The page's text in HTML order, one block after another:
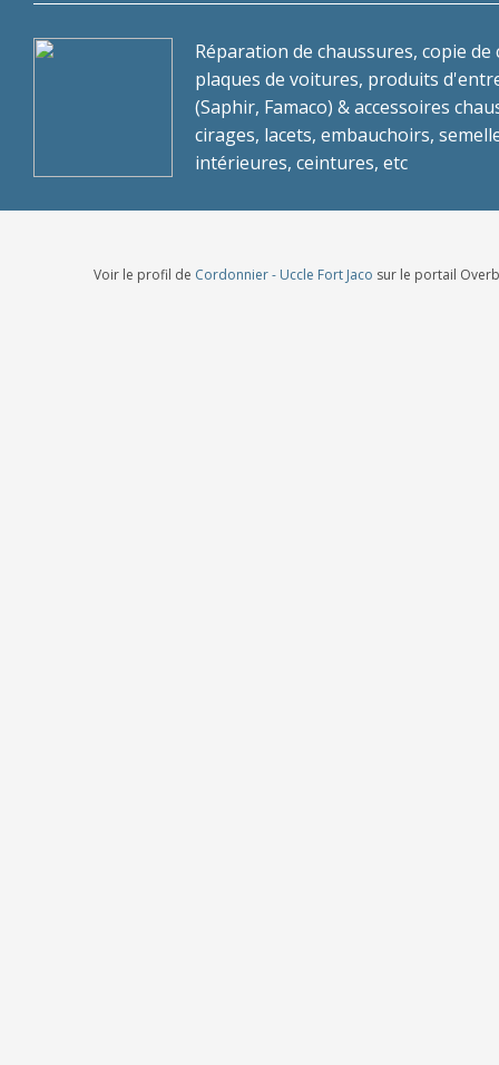
Réparation de chaussures, copie de
plaques de voitures, produits
(Saphir, Famaco) & accessoires
cirages, lacets, embauchoirs,
intérieures, ceintures, etc
Voir le profil de Cordonnier - Uccle Fort Jaco sur le portail